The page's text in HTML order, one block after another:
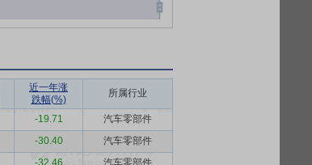
近一年涨
跌幅(%)
所属行业
-19.71
汽车零部件
-30.40
汽车零部件
-32.46
汽车零部件